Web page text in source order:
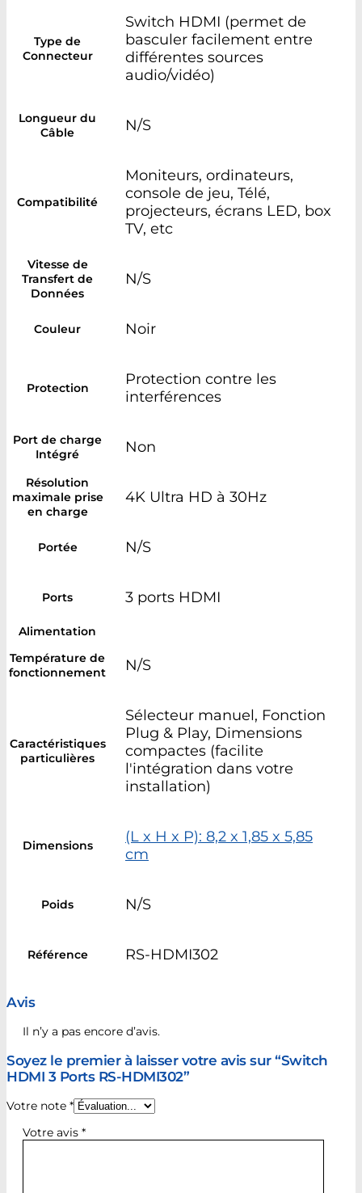
Type de
Connecteur
Switch HDMI (permet de
basculer facilement entre
différentes sources
audio/vidéo)
Longueur du
Câble
N/S
Compatibilité
Moniteurs, ordinateurs,
console de jeu, Télé,
projecteurs, écrans LED, box
TV, etc
Vitesse de
Transfert de
Données
N/S
Couleur Noir
Protection
Protection contre les
interférences
Port de charge
Intégré
Non
Résolution
maximale prise
en charge
4K Ultra HD à 30Hz
Portée N/S
Ports 3 ports HDMI
Alimentation
Température de
fonctionnement
N/S
Caractéristiques
particulières
Sélecteur manuel, Fonction
Plug & Play, Dimensions
compactes (facilite
l'intégration dans votre
installation)
Dimensions
(L x H x P): 8,2 x 1,85 x 5,85
cm
Poids N/S
Référence RS-HDMI302
Avis
Il n’y a pas encore d’avis.
Soyez le premier à laisser votre avis sur “Switch
HDMI 3 Ports RS-HDMI302”
Votre note *
Votre avis *